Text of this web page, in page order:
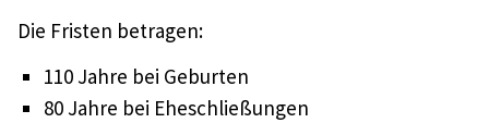
Die Fristen betragen:
110 Jahre bei Geburten
80 Jahre bei Eheschließungen